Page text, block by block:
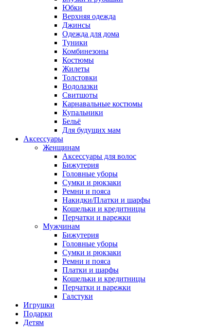
Юбки
Верхняя одежда
Джинсы
Одежда для дома
Туники
Комбинезоны
Костюмы
Жилеты
Толстовки
Водолазки
Свитшоты
Карнавальные костюмы
Купальники
Бельё
Для будущих мам
Аксессуары
Женщинам
Аксессуары для волос
Бижутерия
Головные уборы
Сумки и рюкзаки
Ремни и пояса
Накидки/Платки и шарфы
Кошельки и кредитницы
Перчатки и варежки
Мужчинам
Бижутерия
Головные уборы
Сумки и рюкзаки
Ремни и пояса
Платки и шарфы
Кошельки и кредитницы
Перчатки и варежки
Галстуки
Игрушки
Подарки
Детям